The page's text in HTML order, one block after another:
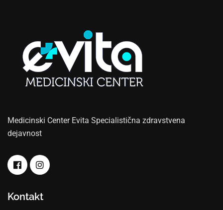
Medicinski Center Evita Specialistična zdravstvena
dejavnost
Kontakt